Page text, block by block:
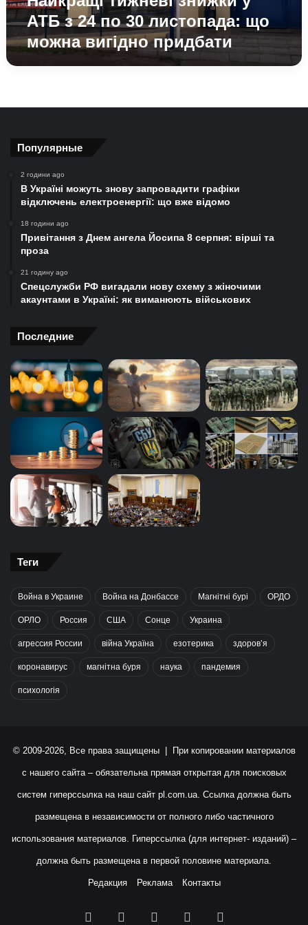
що
можна
вигідно
придбати
АТБ з 24 по 30 листопада: що
можна вигідно придбати
Популярные
2 години ago
В Україні можуть знову запровадити графіки
відключень електроенергії: що вже відомо
18 години ago
Привітання з Днем ангела Йосипа 8 серпня: вірші та
проза
21 годину ago
Спецслужби РФ вигадали нову схему з жіночими
акаунтами в Україні: як виманюють військових
Последние
Теги
Война в Украине Война на Донбассе Магнітні бурі ОРДО
ОРЛО Россия США Сонце Украина
агрессия России війна Україна езотерика здоров’я
коронавирус магнітна буря наука пандемия
психологія
© 2009-2026, Все права защищены | При копировании материалов
с нашего сайта – обязательна прямая открытая для поисковых
систем гиперссылка на наш сайт pl.com.ua. Ссылка должна быть
размещена в независимости от полного либо частичного
использования материалов. Гиперссылка (для интернет- изданий) –
должна быть размещена в первой половине материала.
Редакция Реклама Контакты
Facebook YouTubeInstagram